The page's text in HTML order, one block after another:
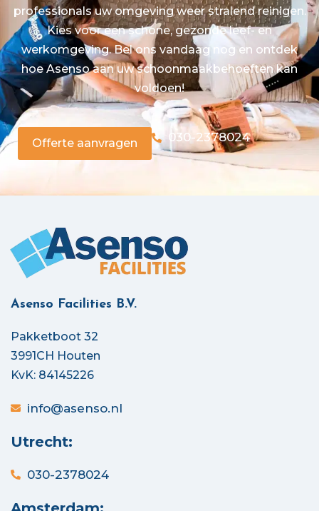
professionals uw omgeving weer stralend reinigen.
Kies voor een schone, gezonde leef- en
werkomgeving. Bel ons vandaag nog en ontdek
hoe Asenso aan uw schoonmaakbehoeften kan
voldoen!
Offerte aanvragen 030-2378024
Asenso Facilities B.V.
Pakketboot 32
3991CH Houten
KvK: 84145226
info@asenso.nl
Utrecht:
030-2378024